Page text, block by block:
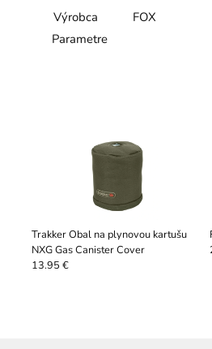
Výrobca
FOX
Parametre
Trakker Obal na plynovou kartušu
NXG Gas Canister Cover
13.95 €